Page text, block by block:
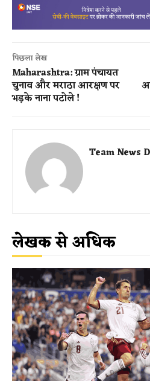
पिछला लेख
Maharashtra: ग्राम पंचायत
चुनाव और मराठा आरक्षण पर
भड़के नाना पटोले !
Team News
लेखक से अधिक